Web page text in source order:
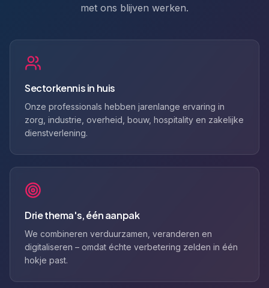
met ons blijven werken.
Sectorkennis in huis
Onze professionals hebben jarenlange ervaring in
zorg, industrie, overheid, bouw, hospitality en zakelijke
dienstverlening.
Drie thema's, één aanpak
We combineren verduurzamen, veranderen en
digitaliseren – omdat échte verbetering zelden in één
hokje past.